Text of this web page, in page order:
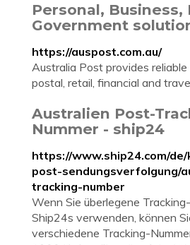
Personal, Business,
Government
https://auspost.com.au/
Australia Post provides
postal, retail, financial and
Australien Post-
Nummer - ship24
https://www.ship24.com/
post-sendungsverfolgung/
tracking-number
Wenn Sie überlegene
Ship24s verwenden, können
verschiedene Tracking-